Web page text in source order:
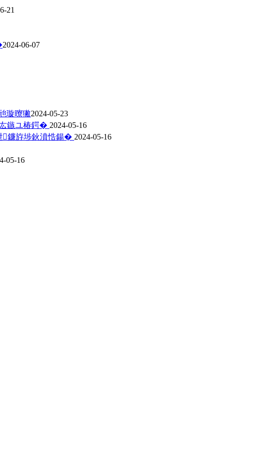
21
2024-06-07
璇曢獙2024-05-23
鏃ユ椿鍔� 2024-05-16
鐮斿埗鈥濆悎鍚� 2024-05-16
05-16